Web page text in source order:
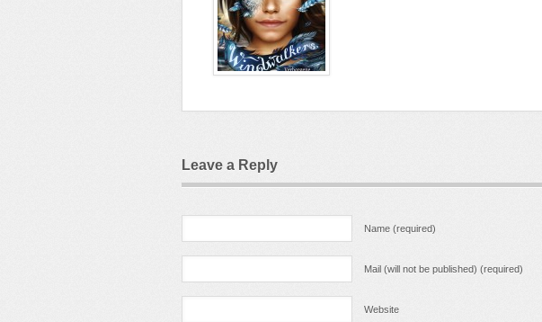
Leave a Reply
Name (required)
Mail (will not be published) (required)
Website